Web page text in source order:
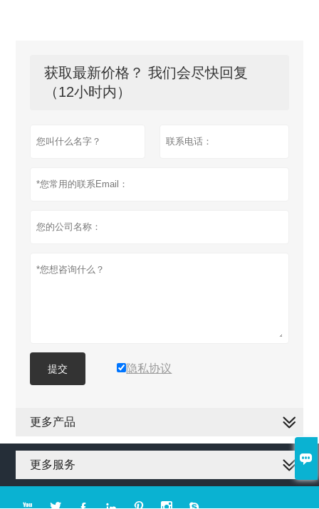

获取最新价格？ 我们会尽快回复
（12小时内）
提交 隐私协议
更多产品
更多服务
      